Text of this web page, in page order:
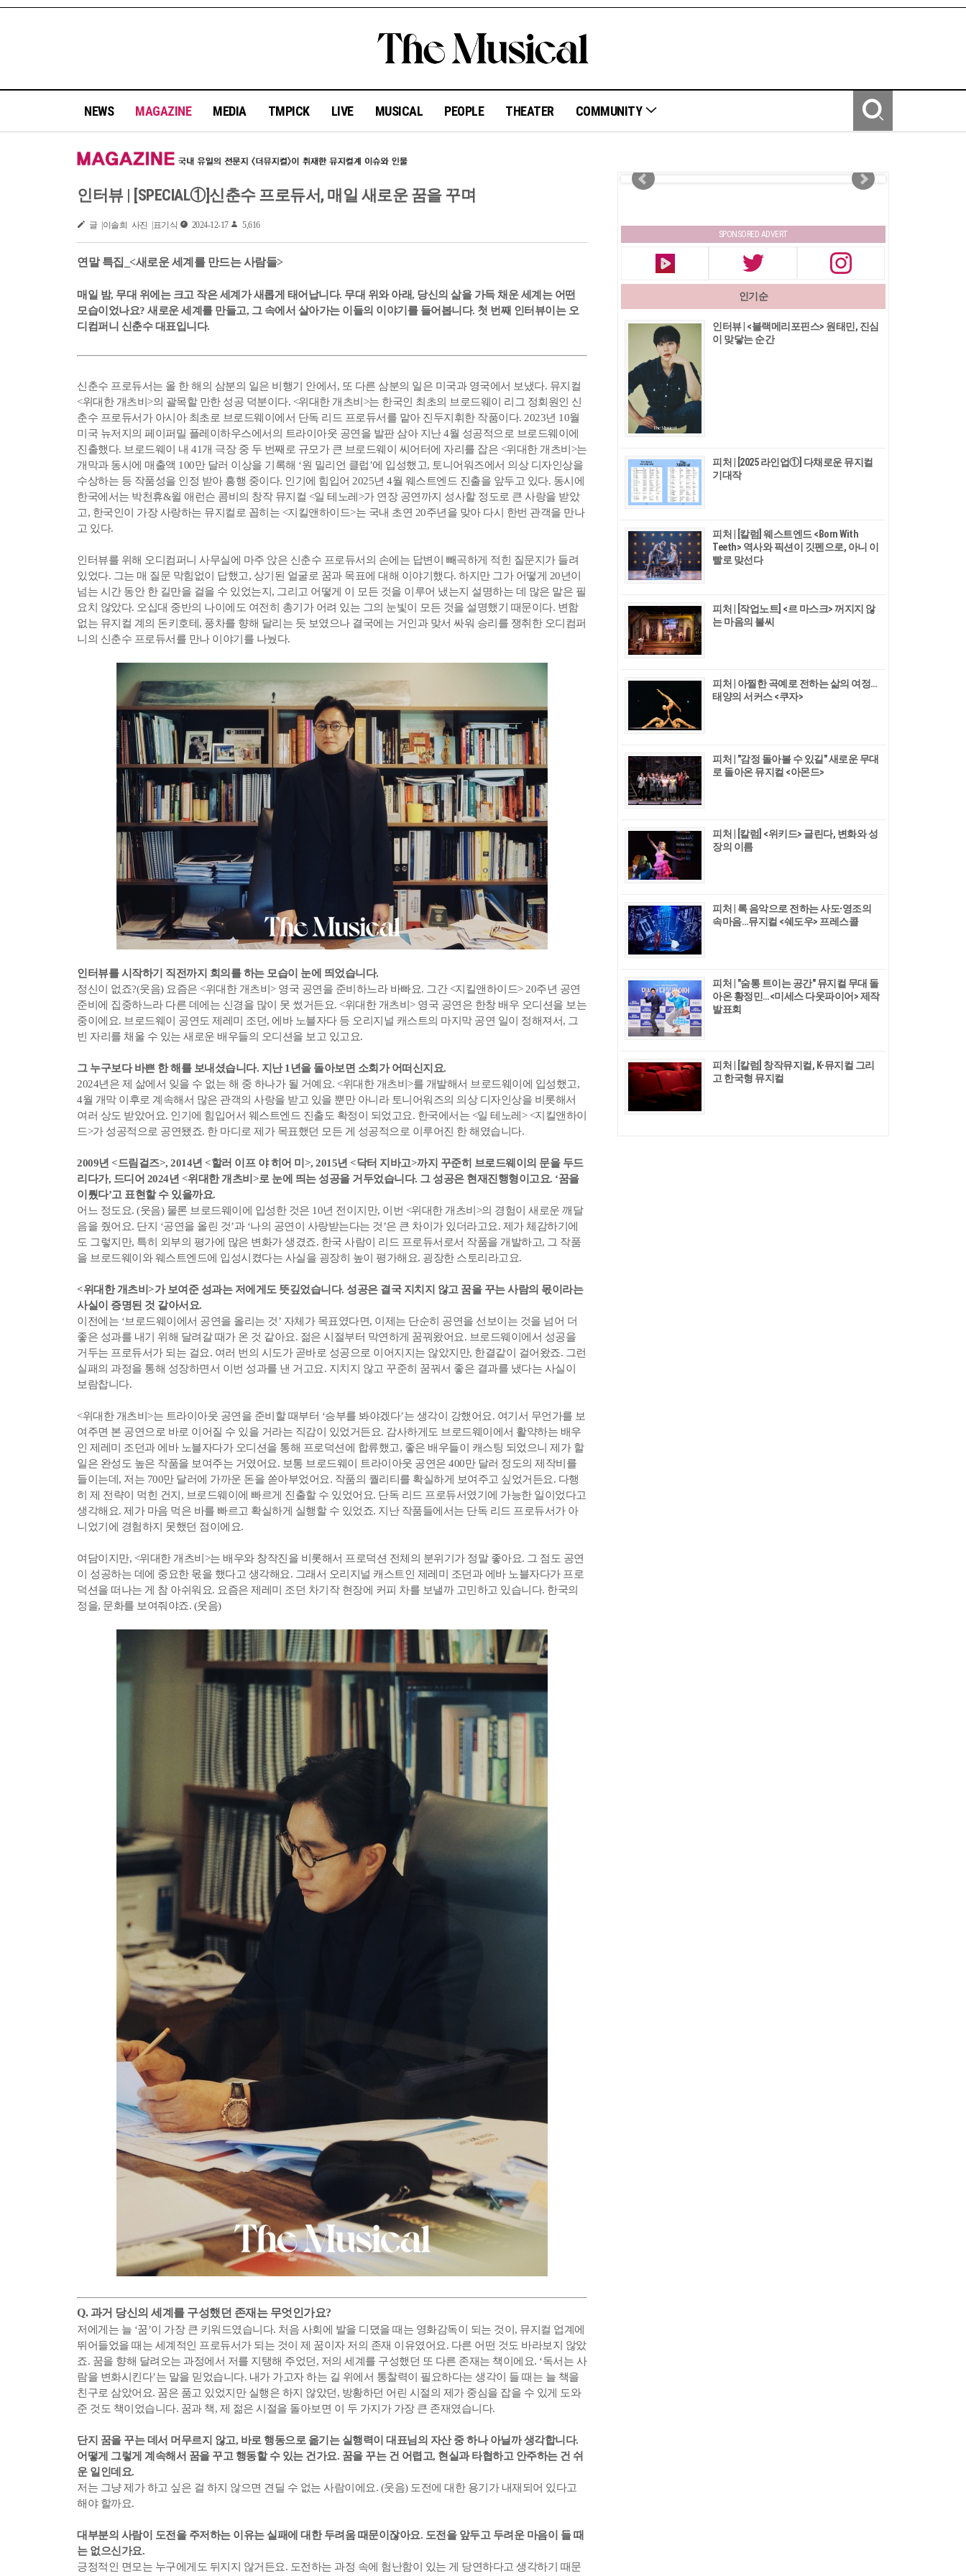
NEWS MAGAZINE MEDIA TMPICK LIVE MUSICAL PEOPLE THEATER COMMUNITY
인터뷰 | [SPECIAL①]신춘수 프로듀서, 매일 새로운 꿈을 꾸며
글 |이솔희 사진 |표기식 2024-12-17 5,616
연말 특집_<새로운 세계를 만드는 사람들>
매일 밤, 무대 위에는 크고 작은 세계가 새롭게 태어납니다. 무대 위와 아래, 당신의 삶을 가득 채운 세계는 어떤
모습이었나요? 새로운 세계를 만들고, 그 속에서 살아가는 이들의 이야기를 들어봅니다. 첫 번째 인터뷰이는 오
디컴퍼니 신춘수 대표입니다.
신춘수 프로듀서는 올 한 해의 삼분의 일은 비행기 안에서, 또 다른 삼분의 일은 미국과 영국에서 보냈다. 뮤지컬
<위대한 개츠비>의 괄목할 만한 성공 덕분이다. <위대한 개츠비>는 한국인 최초의 브로드웨이 리그 정회원인 신
춘수 프로듀서가 아시아 최초로 브로드웨이에서 단독 리드 프로듀서를 맡아 진두지휘한 작품이다. 2023년 10월
미국 뉴저지의 페이퍼밀 플레이하우스에서의 트라이아웃 공연을 발판 삼아 지난 4월 성공적으로 브로드웨이에
진출했다. 브로드웨이 내 41개 극장 중 두 번째로 규모가 큰 브로드웨이 씨어터에 자리를 잡은 <위대한 개츠비>는
개막과 동시에 매출액 100만 달러 이상을 기록해 ‘원 밀리언 클럽’에 입성했고, 토니어워즈에서 의상 디자인상을
수상하는 등 작품성을 인정 받아 흥행 중이다. 인기에 힘입어 2025년 4월 웨스트엔드 진출을 앞두고 있다. 동시에
한국에서는 박천휴&윌 애런슨 콤비의 창작 뮤지컬 <일 테노레>가 연장 공연까지 성사할 정도로 큰 사랑을 받았
고, 한국인이 가장 사랑하는 뮤지컬로 꼽히는 <지킬앤하이드>는 국내 초연 20주년을 맞아 다시 한번 관객을 만나
고 있다.
인터뷰를 위해 오디컴퍼니 사무실에 마주 앉은 신춘수 프로듀서의 손에는 답변이 빼곡하게 적힌 질문지가 들려
있었다. 그는 매 질문 막힘없이 답했고, 상기된 얼굴로 꿈과 목표에 대해 이야기했다. 하지만 그가 어떻게 20년이
넘는 시간 동안 한 길만을 걸을 수 있었는지, 그리고 어떻게 이 모든 것을 이루어 냈는지 설명하는 데 많은 말은 필
요치 않았다. 오십대 중반의 나이에도 여전히 총기가 어려 있는 그의 눈빛이 모든 것을 설명했기 때문이다. 변함
없는 뮤지컬 계의 돈키호테, 풍차를 향해 달리는 듯 보였으나 결국에는 거인과 맞서 싸워 승리를 쟁취한 오디컴퍼
니의 신춘수 프로듀서를 만나 이야기를 나눴다.
인터뷰를 시작하기 직전까지 회의를 하는 모습이 눈에 띄었습니다.
정신이 없죠?(웃음) 요즘은 <위대한 개츠비> 영국 공연을 준비하느라 바빠요. 그간 <지킬앤하이드> 20주년 공연
준비에 집중하느라 다른 데에는 신경을 많이 못 썼거든요. <위대한 개츠비> 영국 공연은 한창 배우 오디션을 보는
중이에요. 브로드웨이 공연도 제레미 조던, 에바 노블자다 등 오리지널 캐스트의 마지막 공연 일이 정해져서, 그
빈 자리를 채울 수 있는 새로운 배우들의 오디션을 보고 있고요.
그 누구보다 바쁜 한 해를 보내셨습니다. 지난 1년을 돌아보면 소회가 어떠신지요.
2024년은 제 삶에서 잊을 수 없는 해 중 하나가 될 거예요. <위대한 개츠비>를 개발해서 브로드웨이에 입성했고,
4월 개막 이후로 계속해서 많은 관객의 사랑을 받고 있을 뿐만 아니라 토니어워즈의 의상 디자인상을 비롯해서
여러 상도 받았어요. 인기에 힘입어서 웨스트엔드 진출도 확정이 되었고요. 한국에서는 <일 테노레> <지킬앤하이
드>가 성공적으로 공연됐죠. 한 마디로 제가 목표했던 모든 게 성공적으로 이루어진 한 해였습니다.
2009년 <드림걸즈>, 2014년 <할러 이프 야 히어 미>, 2015년 <닥터 지바고>까지 꾸준히 브로드웨이의 문을 두드
리다가, 드디어 2024년 <위대한 개츠비>로 눈에 띄는 성공을 거두었습니다. 그 성공은 현재진행형이고요. ‘꿈을
이뤘다’고 표현할 수 있을까요.
어느 정도요. (웃음) 물론 브로드웨이에 입성한 것은 10년 전이지만, 이번 <위대한 개츠비>의 경험이 새로운 깨달
음을 줬어요. 단지 ‘공연을 올린 것’과 ‘나의 공연이 사랑받는다는 것’은 큰 차이가 있더라고요. 제가 체감하기에
도 그렇지만, 특히 외부의 평가에 많은 변화가 생겼죠. 한국 사람이 리드 프로듀서로서 작품을 개발하고, 그 작품
을 브로드웨이와 웨스트엔드에 입성시켰다는 사실을 굉장히 높이 평가해요. 굉장한 스토리라고요.
<위대한 개츠비>가 보여준 성과는 저에게도 뜻깊었습니다. 성공은 결국 지치지 않고 꿈을 꾸는 사람의 몫이라는
사실이 증명된 것 같아서요.
이전에는 ‘브로드웨이에서 공연을 올리는 것’ 자체가 목표였다면, 이제는 단순히 공연을 선보이는 것을 넘어 더
좋은 성과를 내기 위해 달려갈 때가 온 것 같아요. 젊은 시절부터 막연하게 꿈꿔왔어요. 브로드웨이에서 성공을
거두는 프로듀서가 되는 걸요. 여러 번의 시도가 곧바로 성공으로 이어지지는 않았지만, 한결같이 걸어왔죠. 그런
실패의 과정을 통해 성장하면서 이번 성과를 낸 거고요. 지치지 않고 꾸준히 꿈꿔서 좋은 결과를 냈다는 사실이
보람찹니다.
<위대한 개츠비>는 트라이아웃 공연을 준비할 때부터 ‘승부를 봐야겠다’는 생각이 강했어요. 여기서 무언가를 보
여주면 본 공연으로 바로 이어질 수 있을 거라는 직감이 있었거든요. 감사하게도 브로드웨이에서 활약하는 배우
인 제레미 조던과 에바 노블자다가 오디션을 통해 프로덕션에 합류했고, 좋은 배우들이 캐스팅 되었으니 제가 할
일은 완성도 높은 작품을 보여주는 거였어요. 보통 브로드웨이 트라이아웃 공연은 400만 달러 정도의 제작비를
들이는데, 저는 700만 달러에 가까운 돈을 쏟아부었어요. 작품의 퀄리티를 확실하게 보여주고 싶었거든요. 다행
히 제 전략이 먹힌 건지, 브로드웨이에 빠르게 진출할 수 있었어요. 단독 리드 프로듀서였기에 가능한 일이었다고
생각해요. 제가 마음 먹은 바를 빠르고 확실하게 실행할 수 있었죠. 지난 작품들에서는 단독 리드 프로듀서가 아
니었기에 경험하지 못했던 점이에요.
여담이지만, <위대한 개츠비>는 배우와 창작진을 비롯해서 프로덕션 전체의 분위기가 정말 좋아요. 그 점도 공연
이 성공하는 데에 중요한 몫을 했다고 생각해요. 그래서 오리지널 캐스트인 제레미 조던과 에바 노블자다가 프로
덕션을 떠나는 게 참 아쉬워요. 요즘은 제레미 조던 차기작 현장에 커피 차를 보낼까 고민하고 있습니다. 한국의
정을, 문화를 보여줘야죠. (웃음)
Q. 과거 당신의 세계를 구성했던 존재는 무엇인가요?
저에게는 늘 ‘꿈’이 가장 큰 키워드였습니다. 처음 사회에 발을 디뎠을 때는 영화감독이 되는 것이, 뮤지컬 업계에
뛰어들었을 때는 세계적인 프로듀서가 되는 것이 제 꿈이자 저의 존재 이유였어요. 다른 어떤 것도 바라보지 않았
죠. 꿈을 향해 달려오는 과정에서 저를 지탱해 주었던, 저의 세계를 구성했던 또 다른 존재는 책이에요. ‘독서는 사
람을 변화시킨다’는 말을 믿었습니다. 내가 가고자 하는 길 위에서 통찰력이 필요하다는 생각이 들 때는 늘 책을
친구로 삼았어요. 꿈은 품고 있었지만 실행은 하지 않았던, 방황하던 어린 시절의 제가 중심을 잡을 수 있게 도와
준 것도 책이었습니다. 꿈과 책, 제 젊은 시절을 돌아보면 이 두 가지가 가장 큰 존재였습니다.
단지 꿈을 꾸는 데서 머무르지 않고, 바로 행동으로 옮기는 실행력이 대표님의 자산 중 하나 아닐까 생각합니다.
어떻게 그렇게 계속해서 꿈을 꾸고 행동할 수 있는 건가요. 꿈을 꾸는 건 어렵고, 현실과 타협하고 안주하는 건 쉬
운 일인데요.
저는 그냥 제가 하고 싶은 걸 하지 않으면 견딜 수 없는 사람이에요. (웃음) 도전에 대한 용기가 내재되어 있다고
해야 할까요.
대부분의 사람이 도전을 주저하는 이유는 실패에 대한 두려움 때문이잖아요. 도전을 앞두고 두려운 마음이 들 때
는 없으신가요.
긍정적인 면모는 누구에게도 뒤지지 않거든요. 도전하는 과정 속에 험난함이 있는 게 당연하다고 생각하기 때문
SPONSORED ADVERT
인기순
인터뷰 | <블랙메리포핀스> 원태민, 진심
이 맞닿는 순간
피처 | [2025 라인업①] 다채로운 뮤지컬
기대작
피처 | [칼럼] 웨스트엔드 <Born With
Teeth> 역사와 픽션이 깃펜으로, 아니 이
빨로 맞선다
피처 | [작업노트] <르 마스크> 꺼지지 않
는 마음의 불씨
피처 | 아찔한 곡예로 전하는 삶의 여정…
태양의 서커스 <쿠자>
피처 | "감정 돌아볼 수 있길" 새로운 무대
로 돌아온 뮤지컬 <아몬드>
피처 | [칼럼] <위키드> 글린다, 변화와 성
장의 이름
피처 | 록 음악으로 전하는 사도∙영조의
속마음…뮤지컬 <쉐도우> 프레스콜
피처 | "숨통 트이는 공간" 뮤지컬 무대 돌
아온 황정민…<미세스 다웃파이어> 제작
발표회
피처 | [칼럼] 창작뮤지컬, K-뮤지컬 그리
고 한국형 뮤지컬